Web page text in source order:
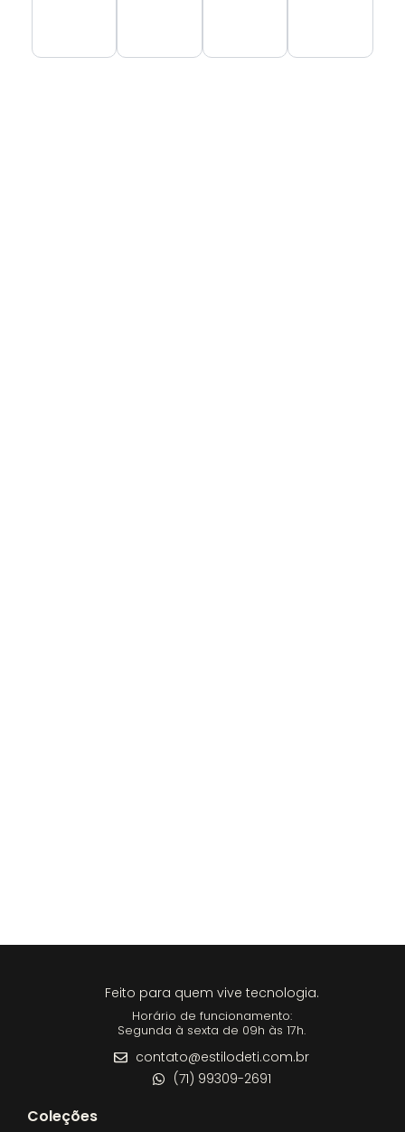
Feito para quem vive tecnologia.
Horário de funcionamento:
Segunda à sexta de 09h às 17h.
contato@estilodeti.com.br
(71) 99309-2691
Coleções